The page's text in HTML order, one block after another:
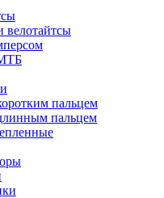
пальцем
пальцем